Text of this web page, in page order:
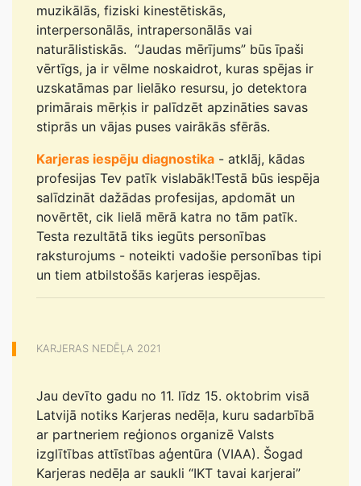
muzikālās, fiziski kinestētiskās,
interpersonālās, intrapersonālās vai
naturālistiskās. “Jaudas mērījums” būs īpaši
vērtīgs, ja ir vēlme noskaidrot, kuras spējas ir
uzskatāmas par lielāko resursu, jo detektora
primārais mērķis ir palīdzēt apzināties savas
stiprās un vājas puses vairākās sfērās.
Karjeras iespēju diagnostika - atklāj, kādas
profesijas Tev patīk vislabāk!Testā būs iespēja
salīdzināt dažādas profesijas, apdomāt un
novērtēt, cik lielā mērā katra no tām patīk.
Testa rezultātā tiks iegūts personības
raksturojums - noteikti vadošie personības tipi
un tiem atbilstošās karjeras iespējas.
KARJERAS NEDĒĻA 2021
Jau devīto gadu no 11. līdz 15. oktobrim visā
Latvijā notiks Karjeras nedēļa, kuru sadarbībā
ar partneriem reģionos organizē Valsts
izglītības attīstības aģentūra (VIAA). Šogad
Karjeras nedēļa ar saukli “IKT tavai karjerai”